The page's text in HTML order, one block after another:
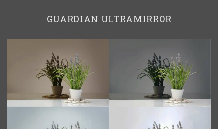
GUARDIAN ULTRAMIRROR